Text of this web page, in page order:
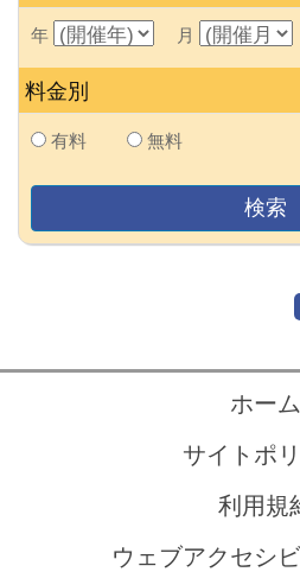
年 月
料金別
有料 無料
ホーム
サイトポ
利用規
ウェブアクセシ